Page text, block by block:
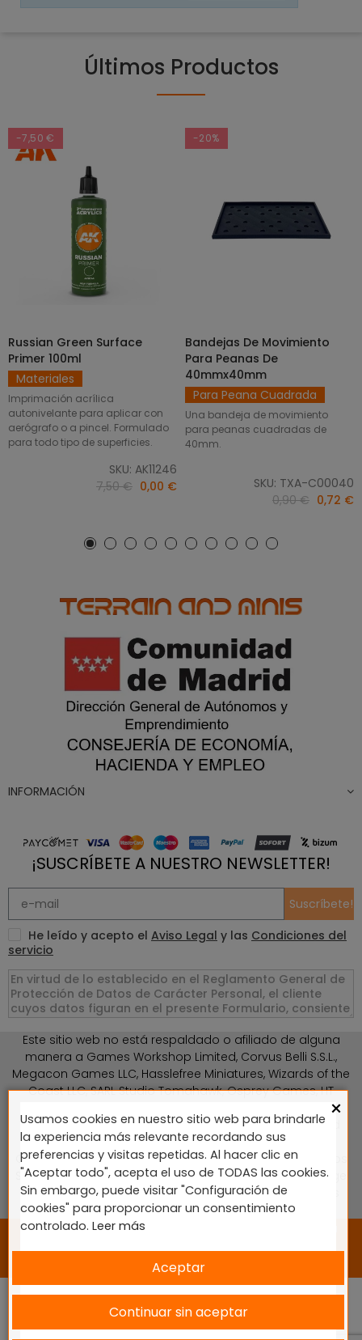
Últimos Productos
-7,50 €
AÑADIR AL CARRITO
Russian Green Surface
Primer 100ml
Materiales
Imprimación acrílica
autonivelante para aplicar con
aerógrafo o a pincel. Formulado
para todo tipo de superficies.
SKU: AK11246
7,50 € 0,00 €
-20%
SELECCIONAR OPCIONES
Bandejas De Movimiento
Para Peanas De
40mmx40mm
Para Peana Cuadrada
Una bandeja de movimiento
para peanas cuadradas de
40mm.
SKU: TXA-C00040
0,90 € 0,72 €
INFORMACIÓN
¡SUSCRÍBETE A NUESTRO NEWSLETTER!
Suscríbete!
He leído y acepto el Aviso Legal y las Condiciones del
servicio
Este sitio web no está respaldado o afiliado de alguna
manera a Games Workshop Limited, Corvus Belli S.S.L.,
Megacon Games LLC, Hasslefree Miniatures, Wizards of the
Coast LLC, SARL Studio Tomahawk, Osprey Games, HT
Entertainment, Warlord Games Ltd, The Ninth Age, World
Team Championship, Battlefront Miniatures NZ Ltd, DC
Comics, Knight Models, Three Stones Productos y Diseños
S.L., Paizo Inc, The Lord of the Rings, Wizkids, NECA LLC, Edge
Entertainment Studio SLU, Marvel, Fantasy Flight Games
(FFG), Disney, Lucasfilm Ltd.
2024 © Diseñado y desarrollado por tu equipo Imedia
Comunicación 🚀
×
Usamos cookies en nuestro sitio web para brindarle
la experiencia más relevante recordando sus
preferencias y visitas repetidas. Al hacer clic en
"Aceptar todo", acepta el uso de TODAS las cookies.
Sin embargo, puede visitar "Configuración de
cookies" para proporcionar un consentimiento
controlado. Leer más
Aceptar
Continuar sin aceptar